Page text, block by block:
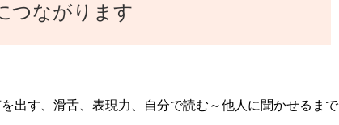
つながります
出す、滑舌、表現力、自分で読む～他人に聞かせるまで